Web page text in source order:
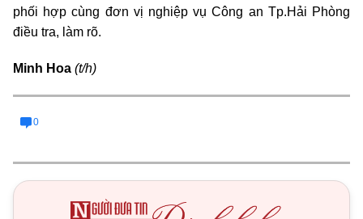
phối hợp cùng đơn vị nghiệp vụ Công an Tp.Hải Phòng
điều tra, làm rõ.
Minh Hoa (t/h)
0